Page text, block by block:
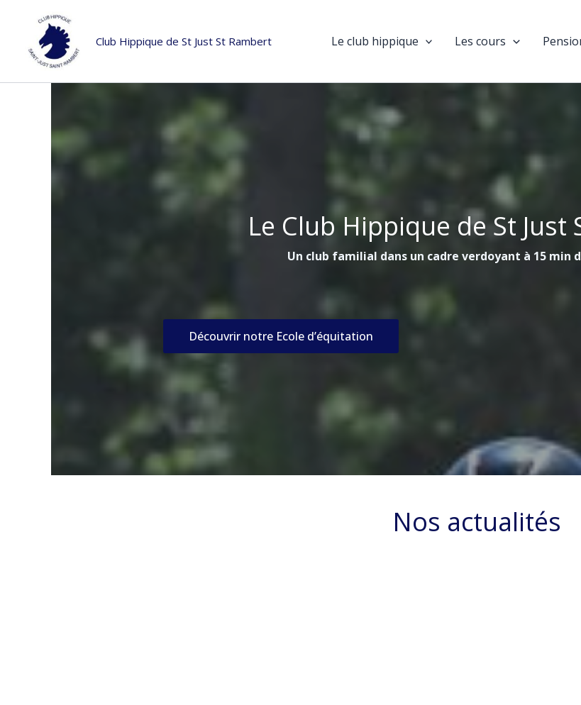
contenu
Club Hippique de St Just St Rambert Le club hippique Les cours
Le Club Hippique de St Just
Un club familial dans un cadre verdoyant à 15 min
Découvrir notre Ecole d’équitation
Nos actualités